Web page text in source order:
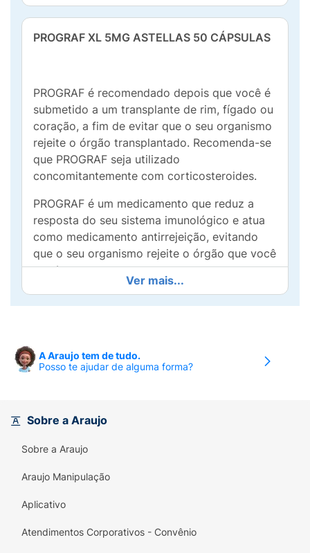
PROGRAF XL 5MG ASTELLAS 50 CÁPSULAS
PROGRAF é recomendado depois que você é
submetido a um transplante de rim, fígado ou
coração, a fim de evitar que o seu organismo
rejeite o órgão transplantado. Recomenda-se
que PROGRAF seja utilizado
concomitantemente com corticosteroides.
PROGRAF é um medicamento que reduz a
resposta do seu sistema imunológico e atua
como medicamento antirrejeição, evitando
que o seu organismo rejeite o órgão que você
recebeu.
Ver mais...
A Araujo tem de tudo.
Posso te ajudar de alguma forma?
Sobre a Araujo
Sobre a Araujo
Araujo Manipulação
Aplicativo
Atendimentos Corporativos - Convênio